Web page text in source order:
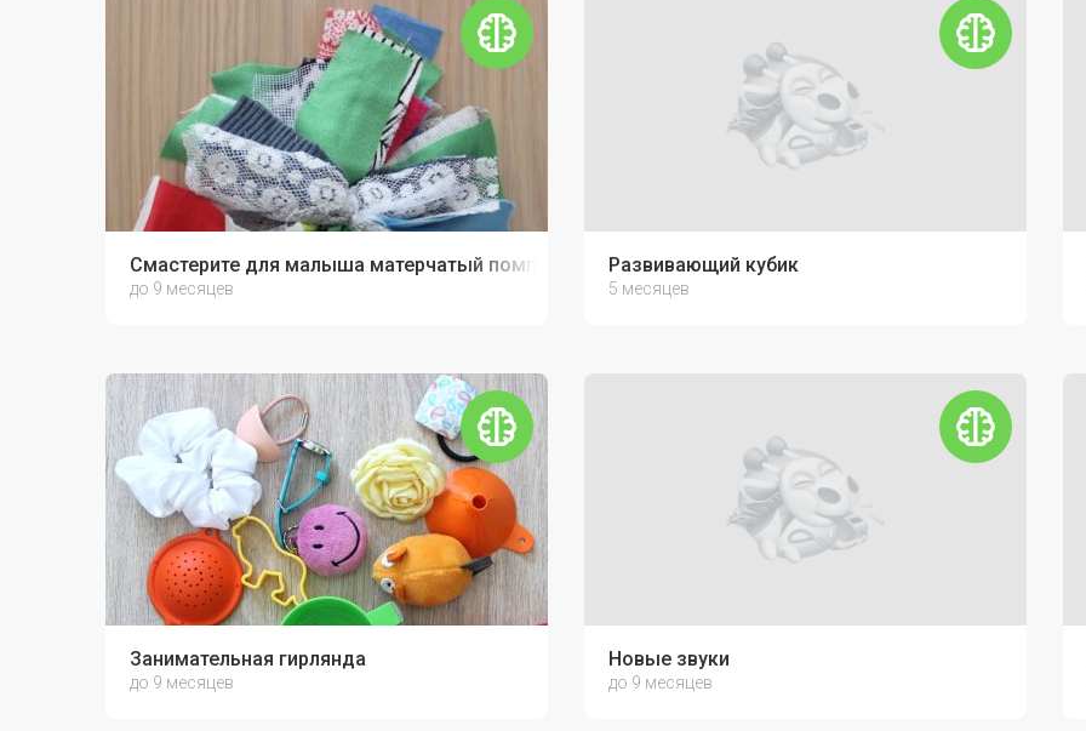
Смастерите для малыша матерчатый помпон
до 9 месяцев
Развивающий кубик
5 месяцев
Занимательная гирлянда
до 9 месяцев
Новые звуки
до 9 месяцев